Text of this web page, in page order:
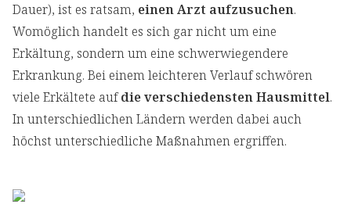
Dauer), ist es ratsam, einen Arzt aufzusuchen.
Womöglich handelt es sich gar nicht um eine
Erkältung, sondern um eine schwerwiegendere
Erkrankung. Bei einem leichteren Verlauf schwören
viele Erkältete aufdie verschiedensten Hausmittel.
In unterschiedlichen Ländern werden dabei auch
höchst unterschiedliche Maßnahmen ergriffen.